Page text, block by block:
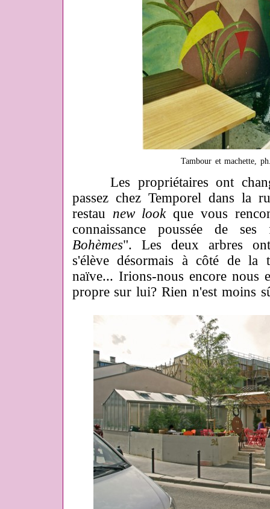
Tambour et machette,
Les propriétaires ont
passez chez Temporel dans la
restau new lookque vous
connaissance poussée de
Bohèmes". Les deux arbres
s'élève désormais à côté de la
naïve... Irions-nous encore nous
propre sur lui? Rien n'est moins